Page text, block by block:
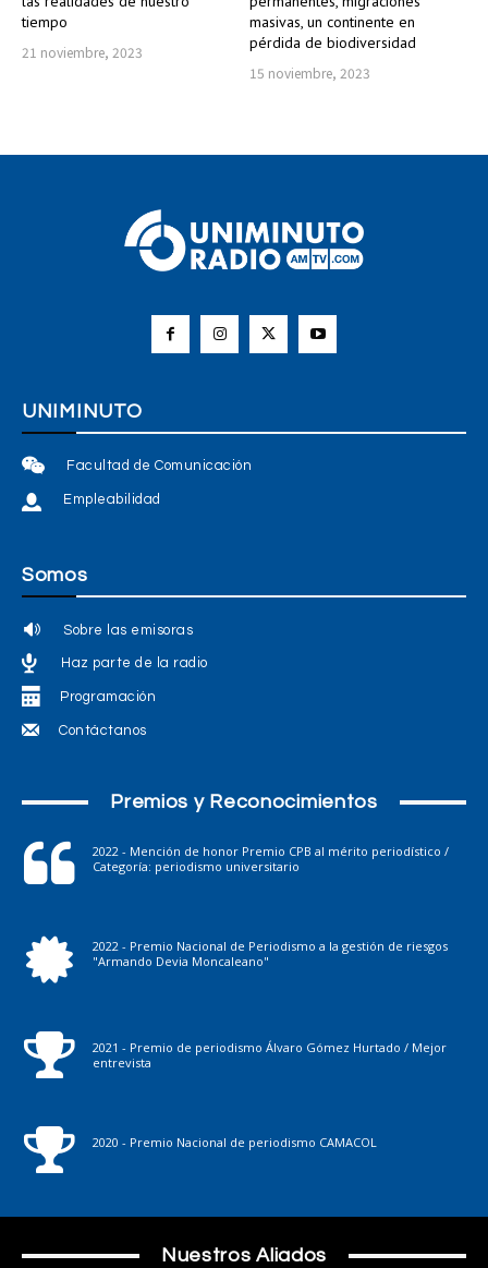
tiempo
21 noviembre, 2023
masivas, un continente en
pérdida de biodiversidad
15 noviembre, 2023
UNIMINUTO
Facultad de Comunicación
Empleabilidad
Somos
Sobre las emisoras
Haz parte de la radio
Programación
Contáctanos
Premios y Reconocimientos
2022 - Mención de honor Premio CPB al mérito periodístico /
Categoría: periodismo universitario
2022 - Premio Nacional de Periodismo a la gestión de riesgos
"Armando Devia Moncaleano"
2021 - Premio de periodismo Álvaro Gómez Hurtado / Mejor
entrevista
2020 - Premio Nacional de periodismo CAMACOL
Nuestros Aliados